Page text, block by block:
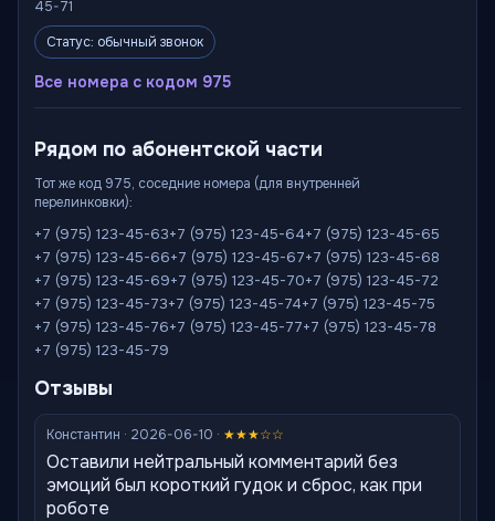
45-71
Статус: обычный звонок
Все номера с кодом 975
Рядом по абонентской части
Тот же код 975, соседние номера (для внутренней
перелинковки):
+7 (975) 123-45-63+7 (975) 123-45-64+7 (975) 123-45-65
+7 (975) 123-45-66+7 (975) 123-45-67+7 (975) 123-45-68
+7 (975) 123-45-69+7 (975) 123-45-70+7 (975) 123-45-72
+7 (975) 123-45-73+7 (975) 123-45-74+7 (975) 123-45-75
+7 (975) 123-45-76+7 (975) 123-45-77+7 (975) 123-45-78
+7 (975) 123-45-79
Отзывы
Константин · 2026-06-10 · ★★★☆☆
Оставили нейтральный комментарий без
эмоций был короткий гудок и сброс, как при
роботе